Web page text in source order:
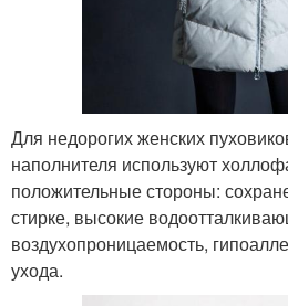
Для недорогих женских
наполнителя используют
положительные стороны:
стирке, высокие
воздухопроницаемость,
ухода.